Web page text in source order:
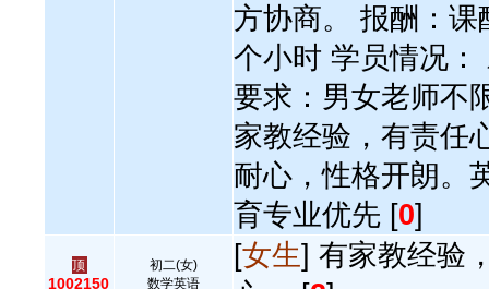
方协商。 报酬：课
个小时 学员情况：
要求：男女老师不
家教经验，有责任
耐心，性格开朗。
育专业优先 [0]
顶
1002150
初二(女)
数学英语
[女生] 有家教经验